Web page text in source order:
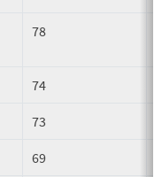
78
74
73
69